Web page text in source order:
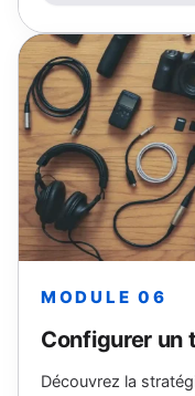
MODULE 06
Configurer un
Découvrez la